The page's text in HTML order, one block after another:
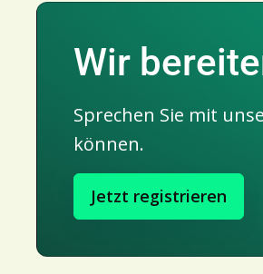
Wir
Sprechen Sie mit
können.
Jetzt registrieren